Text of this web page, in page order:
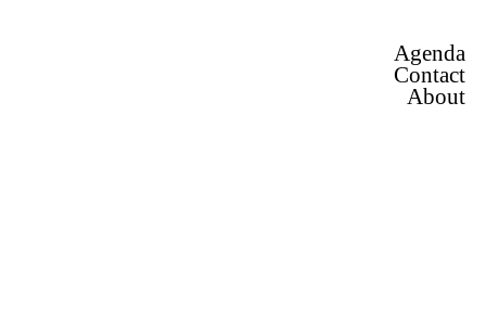
Agenda
Contact
About